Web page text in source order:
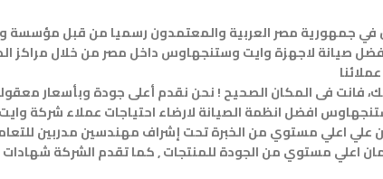
جمهورية مصر العربية والمعتمدون رسميا من قبل مؤسسة
صيانة لاجهزة وايت وستنجهاوس داخل مصر من خلال مراكز
فانت فى المكان الصحيح ! نحن نقدم أعلى جودة وبأسعار
افضل انظمة الصيانة لارضاء احتياجات عملاء شركة
علي اعلي مستوي من الخبرة تحت إشراف مهندسين مدربين
اعلي مستوي من الجودة للمنتجات , كما تقدم الشركة